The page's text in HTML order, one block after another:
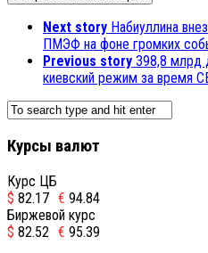
Next story Набиуллина
ПМЭФ на фоне громких
Previous story 398,8 млрд
киевский режим за время
Курсы валют
Курс ЦБ
$ 82.17 € 94.84
Биржевой курс
$ 82.52 € 95.39